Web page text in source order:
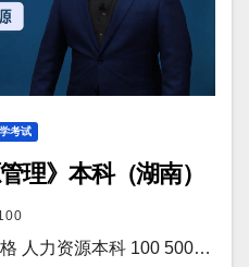
考试
理》本科（湖南）
人力资源本科 100 500…